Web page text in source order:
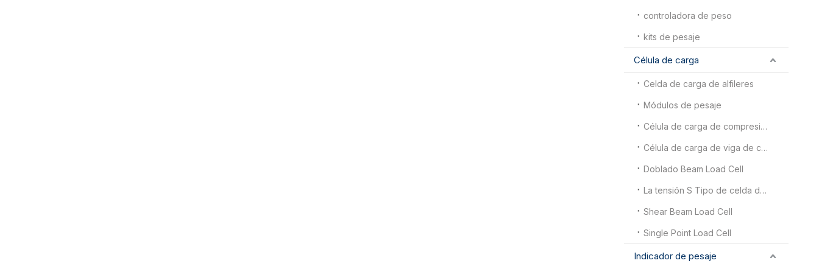
controladora de peso
kits de pesaje
Célula de carga
Celda de carga de alfileres
Módulos de pesaje
Célula de carga de compresión
Célula de carga de viga de corte de doble extremo
Doblado Beam Load Cell
La tensión S Tipo de celda de carga
Shear Beam Load Cell
Single Point Load Cell
Indicador de pesaje